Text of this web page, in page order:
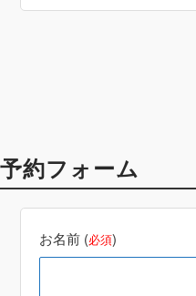
予約フォーム
お名前 (必須)